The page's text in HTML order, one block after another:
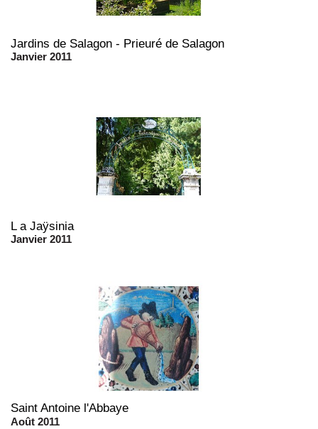
Jardins de Salagon - Prieuré de Salagon
Janvier 2011
L a Jaÿsinia
Janvier 2011
Saint Antoine l'Abbaye
Août 2011